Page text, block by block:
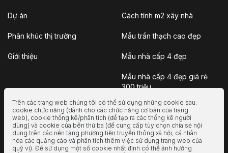
Dự án
Phân khúc thị trường
Giới thiệu
Cách tính m2 xây nhà
Mẫu trần thạch cao đẹp
Mẫu nhà cấp 4 đẹp
Mẫu nhà cấp 4 đẹp giá rẻ
300 triệu
Nhà vườn
Nhà container
Nhà tiền chế
Trên các trang web chúng tôi có thể sử dụng những cookie sau:
cookie chức năng (dành cho các chức năng cơ bản của trang
web), cookie thống kê/phân tích (để tạo ra các thống kê người
dùng) và cookie của bên thứ ba (để cung cấp tùy chọn chia sẻ nội
dung trên các nền tảng phương tiện truyền thông xã hội, cá nhân
hóa các quảng cáo và phân tích thêm việc sử dụng trang web của
quý vị). Để sử dụng một số cookie nhất định có thể ảnh hưởng